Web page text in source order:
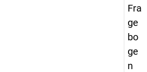
Fra
ge
bo
ge
n